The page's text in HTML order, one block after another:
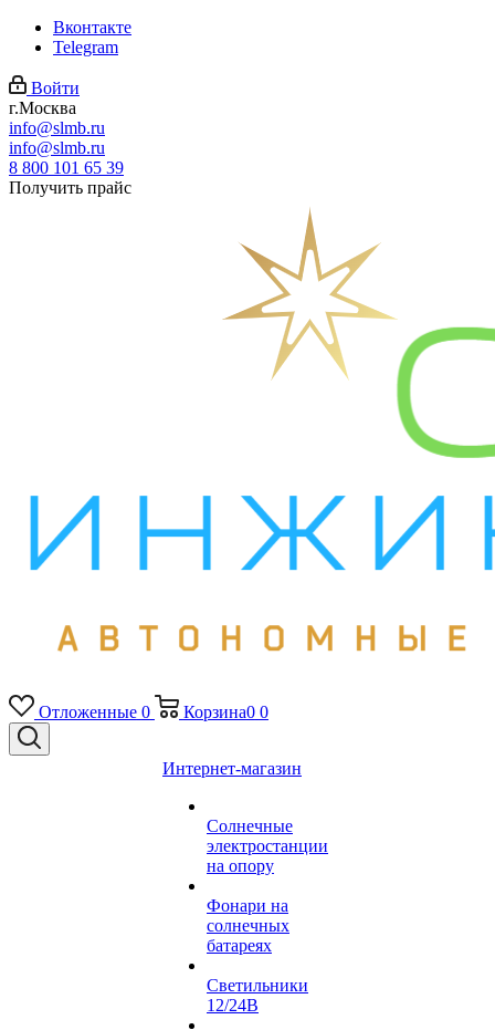
Вконтакте
Telegram
Войти
г.Москва
info@slmb.ru
info@slmb.ru
8 800 101 65 39
Получить прайс
Отложенные 0 Корзина0 0
Интернет-магазин
Солнечные
электростанции
на опору
Фонари на
солнечных
батареях
Светильники
12/24В